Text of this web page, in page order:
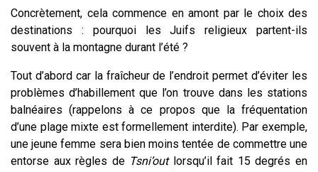
Concrètement, cela commence en amont par le choix des
destinations : pourquoi les Juifs religieux partent-ils
souvent à la montagne durant l’été ?
Tout d’abord car la fraîcheur de l’endroit permet d’éviter les
problèmes d’habillement que l’on trouve dans les stations
balnéaires (rappelons à ce propos que la fréquentation
d’une plage mixte est formellement interdite). Par exemple,
une jeune femme sera bien moins tentée de commettre une
entorse aux règles de Tsni’outlorsqu’il fait 15 degrés en